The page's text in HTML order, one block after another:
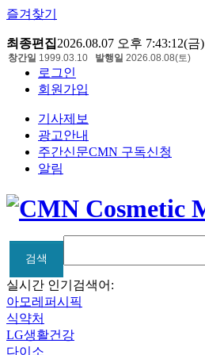
즐겨찾기
최종편집2026.08.07 오후 7:43:12(금)
로그인
회원가입
기사제보
광고안내
주간신문CMN 구독신청
알림
창간일 1999.03.10 발행일 2026.08.08(토)
검색
검색
실시간 인기검색어:
아모레퍼시픽
식약처
LG생활건강
다이소